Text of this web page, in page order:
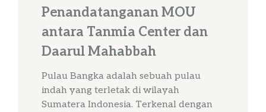
Penandatanganan MOU
antara Tanmia Center dan
Daarul Mahabbah
Pulau Bangka adalah sebuah pulau
indah yang terletak di wilayah
Sumatera Indonesia. Terkenal dengan